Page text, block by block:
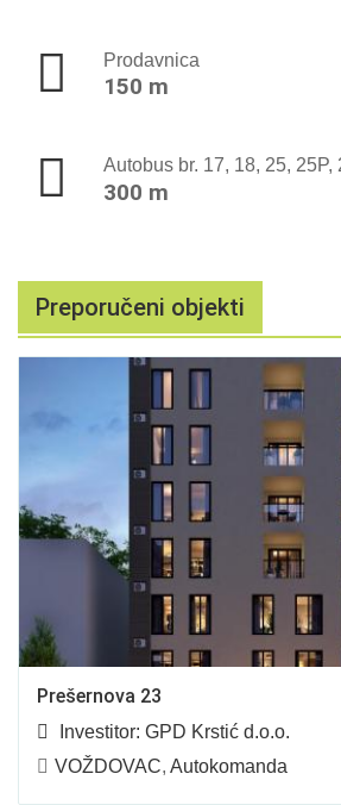
Prodavnica
150 m
Autobus br. 17, 18, 25, 25P,
300 m
Preporučeni objekti
Prešernova 23
Investitor: GPD Krstić d.o.o.
VOŽDOVAC, Autokomanda